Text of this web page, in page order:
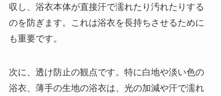
収し、浴衣本体が直接汗で濡れたり汚れたりする
のを防ぎます。これは浴衣を長持ちさせるために
も重要です。
次に、透け防止の観点です。特に白地や淡い色の
浴衣、薄手の生地の浴衣は、光の加減や汗で濡れ